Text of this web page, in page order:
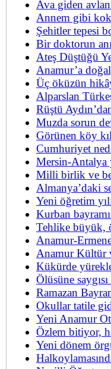
Ava giden
Annem gibi
Şehitler tepesi
Bir doktorun
Ateş Düştüğü
Anamur’a
Üç öküzün
Alparslan
Rüştü
Muzda sorun
Görünen köy
Cumhuriyet
Mersin-
Milli birlik ve
Almanya’daki
Yeni öğretim
Kurban
Tehlike büyük,
Anamur-
Anamur Kültür
Kükürde
Ölüsüne
Ramazan
Okullar tatile
Yeni Anamur
Özlem bitiyor,
Yeni dönem